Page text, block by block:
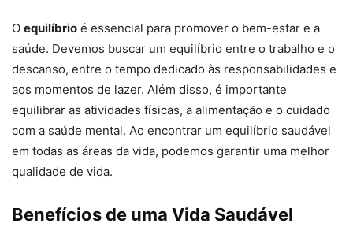
O equilíbrio é essencial para promover o bem-estar e a
saúde. Devemos buscar um equilíbrio entre o trabalho e o
descanso, entre o tempo dedicado às responsabilidades e
aos momentos de lazer. Além disso, é importante
equilibrar as atividades físicas, a alimentação e o cuidado
com a saúde mental. Ao encontrar um equilíbrio saudável
em todas as áreas da vida, podemos garantir uma melhor
qualidade de vida.
Benefícios de uma Vida Saudável